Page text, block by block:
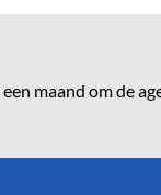
maand om de